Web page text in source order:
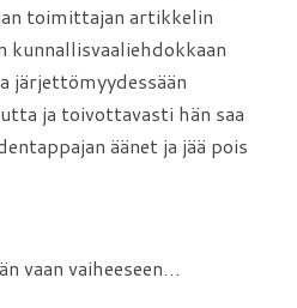
toimittajan artikkelin
järjettömyydessään
ja toivottavasti hän saa
äänet ja jää pois
vaan vaiheeseen…